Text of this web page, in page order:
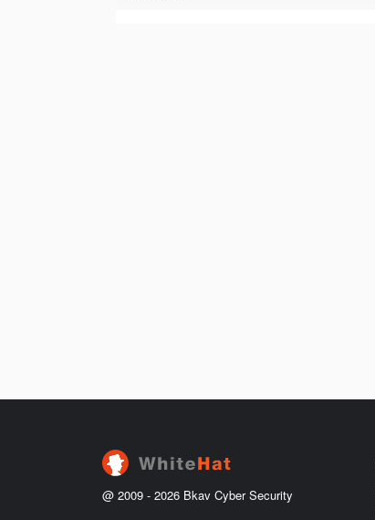
@ 2009 - 2026 Bkav Cyber Security